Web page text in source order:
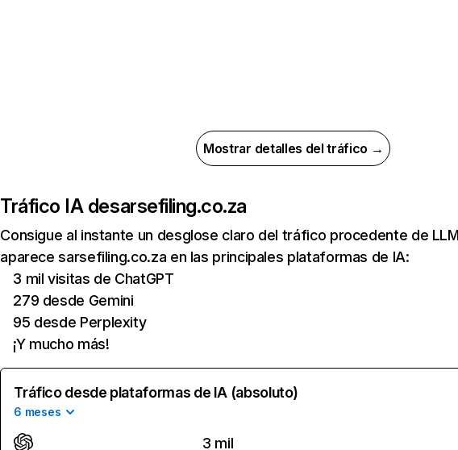
Mostrar detalles del tráfico →
Tráfico IA desarsefiling.co.za
Consigue al instante un desglose claro del tráfico procedente de
aparece sarsefiling.co.za en las principales plataformas de IA:
3 mil visitas de ChatGPT
279 desde Gemini
95 desde Perplexity
¡Y mucho más!
Tráfico desde plataformas de IA (absoluto)
6 meses
3 mil